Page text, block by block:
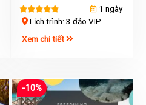
1 ngày
Lịch trình: 3 đảo VIP
Xem chi tiết
-10%